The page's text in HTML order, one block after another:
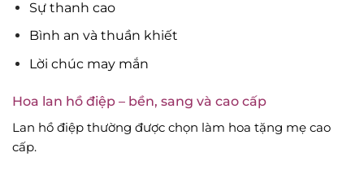
Sự thanh cao
Bình an và thuần khiết
Lời chúc may mắn
Hoa lan hồ điệp – bền, sang và cao cấp
Lan hồ điệp thường được chọn làm hoa tặng mẹ cao
cấp.